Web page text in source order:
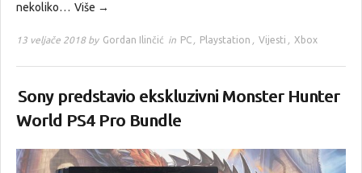
nekoliko… Više →
13 veljače 2018 by Gordan Ilinčić in PC , Playstation , Vijesti , Xbox
Sony predstavio ekskluzivni Monster Hunter
World PS4 Pro Bundle